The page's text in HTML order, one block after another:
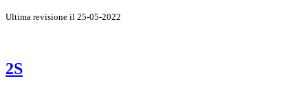
Ultima revisione il 25-05-2022
2S